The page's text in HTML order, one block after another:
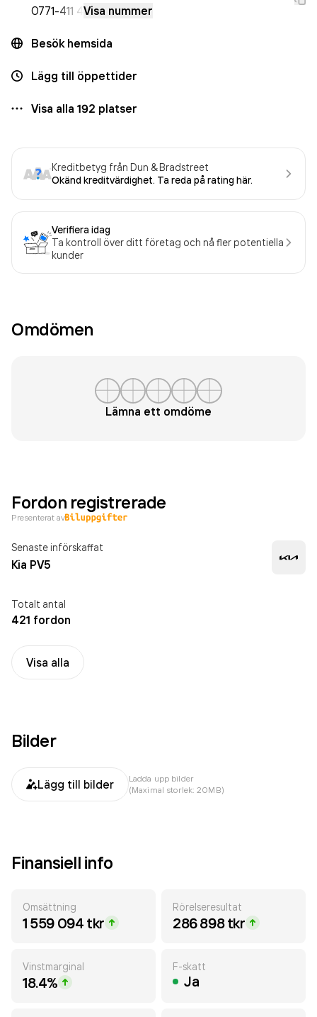
0771-411 4 Visa nummer
Besök hemsida
Lägg till öppettider
Visa alla 192 platser
Kreditbetyg från Dun & Bradstreet
Okänd kreditvärdighet. Ta reda på rating här.
Verifiera idag
Ta kontroll över ditt företag och nå fler potentiella
kunder
Omdömen
Lämna ett omdöme
Fordon registrerade
Presenterat av
Senaste införskaffat
Kia PV5
Totalt antal
421 fordon
Visa alla
Bilder
Lägg till bilder
Ladda upp bilder
(Maximal storlek: 20MB)
Finansiell info
Omsättning
1 559 094 tkr
Rörelseresultat
286 898 tkr
Vinstmarginal
18.4%
F-skatt
Ja